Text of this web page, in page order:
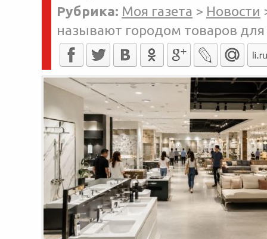
Рубрика: Моя газета > Новости
называют городом товаров